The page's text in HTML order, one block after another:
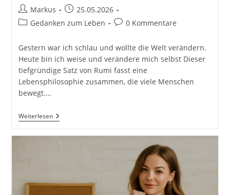
Beitrags-
Autor:
Markus
Beitrag
veröffentlicht:
25.05.2026
Beitrags-
Gedanken zum Leben
Beitrags-
0 Kommentare
Gestern war ich schlau und wollte die Welt verändern.
Heute bin ich weise und verändere mich selbst Dieser
tiefgründige Satz von Rumi fasst eine
Lebensphilosophie zusammen, die viele Menschen
bewegt.…
WeiterlesenGestern
War
Verändern.